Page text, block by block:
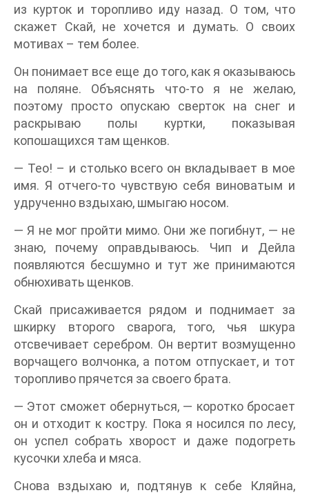
из курток и торопливо иду назад. О том, что
скажет Скай, не хочется и думать. О своих
мотивах – тем более.
Он понимает все еще до того, как я оказываюсь
на поляне. Объяснять что-то я не желаю,
поэтому просто опускаю сверток на снег и
раскрываю полы куртки, показывая
копошащихся там щенков.
— Тео! – и столько всего он вкладывает в мое
имя. Я отчего-то чувствую себя виноватым и
удрученно вздыхаю, шмыгаю носом.
— Я не мог пройти мимо. Они же погибнут, — не
знаю, почему оправдываюсь. Чип и Дейла
появляются бесшумно и тут же принимаются
обнюхивать щенков.
Скай присаживается рядом и поднимает за
шкирку второго сварога, того, чья шкура
отсвечивает серебром. Он вертит возмущенно
ворчащего волчонка, а потом отпускает, и тот
торопливо прячется за своего брата.
— Этот сможет обернуться, — коротко бросает
он и отходит к костру. Пока я носился по лесу,
он успел собрать хворост и даже подогреть
кусочки хлеба и мяса.
Снова вздыхаю и, подтянув к себе Кляйна,